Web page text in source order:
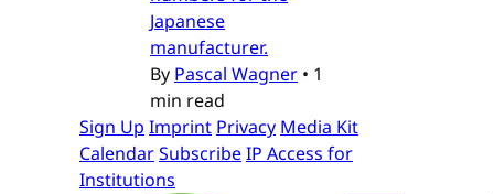
Japanese
manufacturer.
By Pascal Wagner • 1
min read
Sign Up Imprint Privacy Media Kit
CalendarSubscribeIP Access for
Institutions